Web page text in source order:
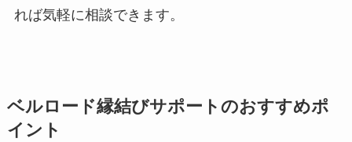
れば気軽に相談できます。
ベルロード縁結びサポートのおすすめポ
イント